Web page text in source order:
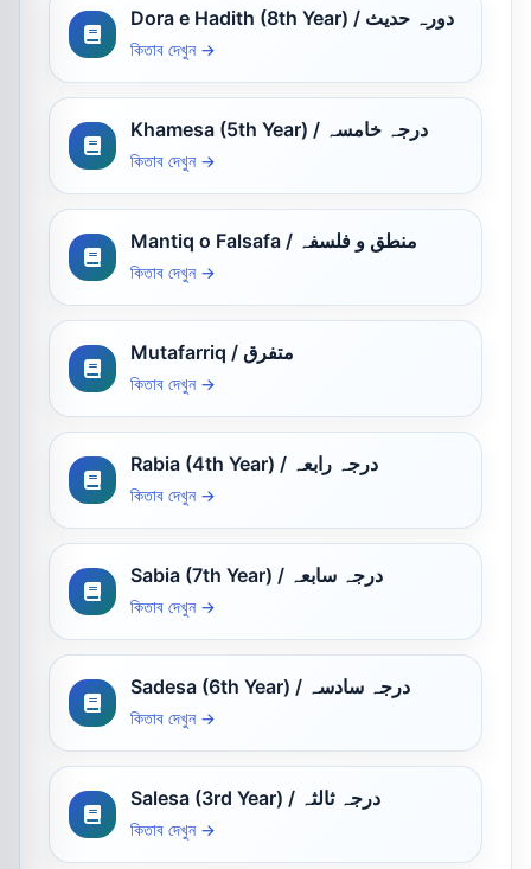
Dora e Hadith (8th Year) / دورہ حدیث
কিতাব দেখুন →
Khamesa (5th Year) / درجہ خامسہ
কিতাব দেখুন →
Mantiq o Falsafa / منطق و فلسفہ
কিতাব দেখুন →
Mutafarriq / متفرق
কিতাব দেখুন →
Rabia (4th Year) / درجہ رابعہ
কিতাব দেখুন →
Sabia (7th Year) / درجہ سابعہ
কিতাব দেখুন →
Sadesa (6th Year) / درجہ سادسہ
কিতাব দেখুন →
Salesa (3rd Year) / درجہ ثالثہ
কিতাব দেখুন →